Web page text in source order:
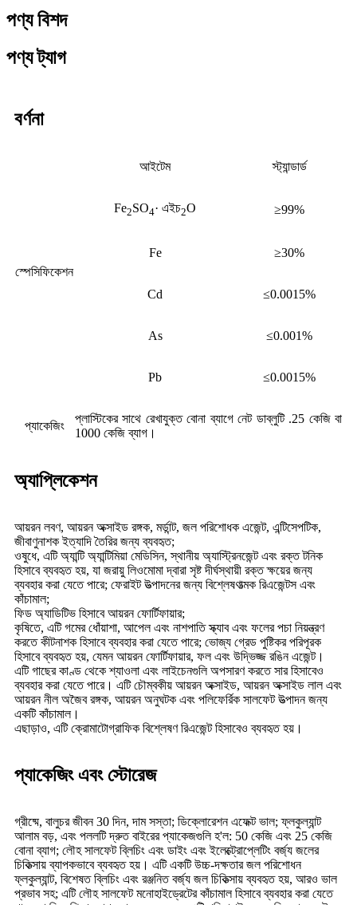
পণ্য বিশদ
পণ্য ট্যাগ
বর্ণনা
স্পেসিফিকেশন
আইটেম স্ট্যান্ডার্ড
Fe2SO4· এইচ2O ≥99%
Fe ≥30%
Cd ≤0.0015%
As ≤0.001%
Pb ≤0.0015%
প্যাকেজিং
প্লাস্টিকের সাথে রেখাযুক্ত বোনা ব্যাগে নেট ডাব্লুটি .25 কেজি বা
1000 কেজি ব্যাগ।
অ্যাপ্লিকেশন
আয়রন লবণ, আয়রন অক্সাইড রঙ্গক, মর্ডান্ট, জল পরিশোধক এজেন্ট, এন্টিসেপটিক,
জীবাণুনাশক ইত্যাদি তৈরির জন্য ব্যবহৃত;
ওষুধে, এটি অ্যান্টি অ্যান্টিমিয়া মেডিসিন, স্থানীয় অ্যাস্ট্রিনজেন্ট এবং রক্ত ​​টনিক
হিসাবে ব্যবহৃত হয়, যা জরায়ু লিওমোমা দ্বারা সৃষ্ট দীর্ঘস্থায়ী রক্ত ​​ক্ষয়ের জন্য
ব্যবহার করা যেতে পারে; ফেরাইট উত্পাদনের জন্য বিশ্লেষণাত্মক রিএজেন্টস এবং
কাঁচামাল;
ফিড অ্যাডিটিভ হিসাবে আয়রন ফোর্টিফায়ার;
কৃষিতে, এটি গমের ধোঁয়াশা, আপেল এবং নাশপাতি স্ক্যাব এবং ফলের পচা নিয়ন্ত্রণ
করতে কীটনাশক হিসাবে ব্যবহার করা যেতে পারে; ভোজ্য গ্রেড পুষ্টিকর পরিপূরক
হিসাবে ব্যবহৃত হয়, যেমন আয়রন ফোর্টিফায়ার, ফল এবং উদ্ভিজ্জ রঙিন এজেন্ট।
এটি গাছের কাণ্ড থেকে শ্যাওলা এবং লাইচেনগুলি অপসারণ করতে সার হিসাবেও
ব্যবহার করা যেতে পারে। এটি চৌম্বকীয় আয়রন অক্সাইড, আয়রন অক্সাইড লাল এবং
আয়রন নীল অজৈব রঙ্গক, আয়রন অনুঘটক এবং পলিফের্রিক সালফেট উত্পাদন জন্য
একটি কাঁচামাল।
এছাড়াও, এটি ক্রোমাটোগ্রাফিক বিশ্লেষণ রিএজেন্ট হিসাবেও ব্যবহৃত হয়।
প্যাকেজিং এবং স্টোরেজ
গ্রীষ্মে, বালুচর জীবন 30 দিন, দাম সস্তা; ডিক্লোরেশন এফেক্ট ভাল; ফ্লকুল্যান্ট
আলাম বড়, এবং পললটি দ্রুত বাইরের প্যাকেজগুলি হ'ল: 50 কেজি এবং 25 কেজি
বোনা ব্যাগ; লৌহ সালফেট ব্লিচিং এবং ডাইং এবং ইলেক্ট্রোপ্লেটিং বর্জ্য জলের
চিকিত্সায় ব্যাপকভাবে ব্যবহৃত হয়। এটি একটি উচ্চ-দক্ষতার জল পরিশোধন
ফ্লকুল্যান্ট, বিশেষত ব্লিচিং এবং রঞ্জনিত বর্জ্য জল চিকিত্সায় ব্যবহৃত হয়, আরও ভাল
প্রভাব সহ; এটি লৌহ সালফেট মনোহাইড্রেটের কাঁচামাল হিসাবে ব্যবহার করা যেতে